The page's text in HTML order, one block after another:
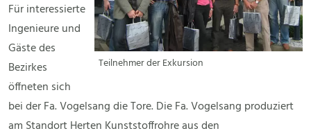
Teilnehmer der Exkursion
Für interessierte
Ingenieure und
Gäste des
Bezirkes
öffneten sich
bei der Fa. Vogelsang die Tore. Die Fa. Vogelsang produziert
am Standort Herten Kunststoffrohre aus den